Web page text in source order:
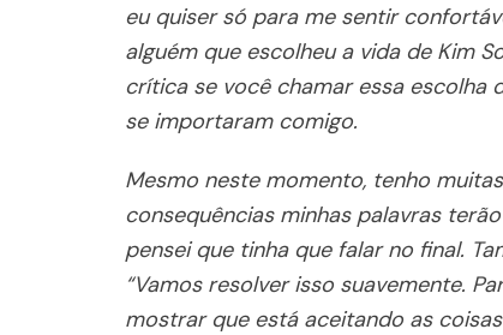
eu quiser só para me sentir
alguém que escolheu a vida de Kim
crítica se você chamar essa escolha
se importaram comigo.
Mesmo neste momento, tenho
consequências minhas palavras
pensei que tinha que falar no final.
“Vamos resolver isso suavemente.
mostrar que está aceitando as